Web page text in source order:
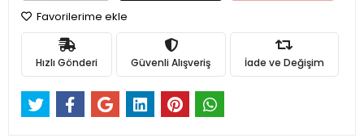
Favorilerime ekle
Hızlı Gönderi Güvenli Alışveriş İade ve Değişim